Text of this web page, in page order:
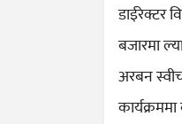
डाईरेक्टर
बजारमा
अरबन